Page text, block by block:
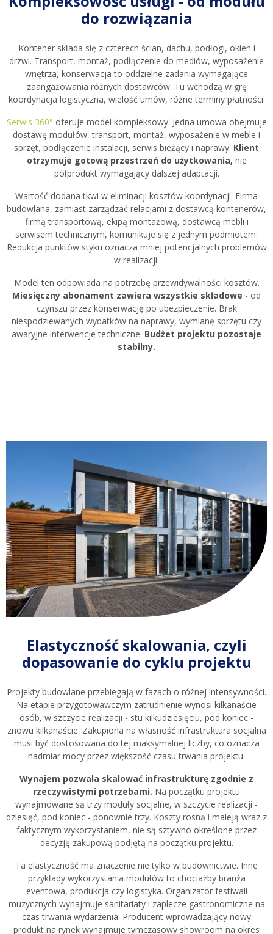
do rozwiązania
Kontener składa się z czterech ścian, dachu, podłogi, okien i
drzwi. Transport, montaż, podłączenie do mediów, wyposażenie
wnętrza, konserwacja to oddzielne zadania wymagające
zaangażowania różnych dostawców. Tu wchodzą w grę
koordynacja logistyczna, wielość umów, różne terminy płatności.
Serwis 360° oferuje model kompleksowy. Jedna umowa obejmuje
dostawę modułów, transport, montaż, wyposażenie w meble i
sprzęt, podłączenie instalacji, serwis bieżący i naprawy. Klient
otrzymuje gotową przestrzeń do użytkowania, nie
półprodukt wymagający dalszej adaptacji.
Wartość dodana tkwi w eliminacji kosztów koordynacji. Firma
budowlana, zamiast zarządzać relacjami z dostawcą kontenerów,
firmą transportową, ekipą montażową, dostawcą mebli i
serwisem technicznym, komunikuje się z jednym podmiotem.
Redukcja punktów styku oznacza mniej potencjalnych problemów
w realizacji.
Model ten odpowiada na potrzebę przewidywalności kosztów.
Miesięczny abonament zawiera wszystkie składowe - od
czynszu przez konserwację po ubezpieczenie. Brak
niespodziewanych wydatków na naprawy, wymianę sprzętu czy
awaryjne interwencje techniczne. Budżet projektu pozostaje
stabilny.
Elastyczność skalowania, czyli
dopasowanie do cyklu projektu
Projekty budowlane przebiegają w fazach o różnej intensywności.
Na etapie przygotowawczym zatrudnienie wynosi kilkanaście
osób, w szczycie realizacji - stu kilkudziesięciu, pod koniec -
znowu kilkanaście. Zakupiona na własność infrastruktura socjalna
musi być dostosowana do tej maksymalnej liczby, co oznacza
nadmiar mocy przez większość czasu trwania projektu.
Wynajem pozwala skalować infrastrukturę zgodnie z
rzeczywistymi potrzebami. Na początku projektu
wynajmowane są trzy moduły socjalne, w szczycie realizacji -
dziesięć, pod koniec - ponownie trzy. Koszty rosną i maleją wraz z
faktycznym wykorzystaniem, nie są sztywno określone przez
decyzję zakupową podjętą na początku projektu.
Ta elastyczność ma znaczenie nie tylko w budownictwie. Inne
przykłady wykorzystania modułów to chociażby branża
eventowa, produkcja czy logistyka. Organizator festiwali
muzycznych wynajmuje sanitariaty i zaplecze gastronomiczne na
czas trwania wydarzenia. Producent wprowadzający nowy
produkt na rynek wynajmuje tymczasowy showroom na okres